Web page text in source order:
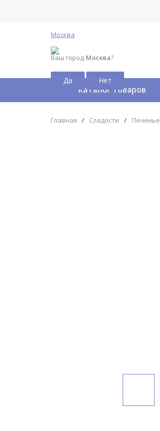
Москва
Ваш город Москва?
Каталог товаров
Главная / Сладости / Печенье